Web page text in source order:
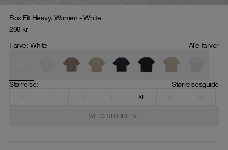
Box Fit Heavy, Women - White
299 kr
Farve:White Alle farver
Størrelse: Størrelsesguide
XL
VÆLG STØRRELSE